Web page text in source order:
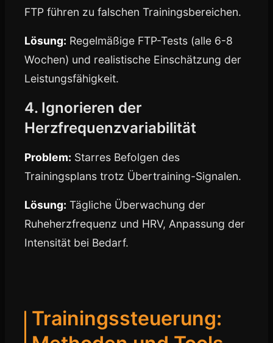
FTP führen zu falschen Trainingsbereichen.
Lösung: Regelmäßige FTP-Tests (alle 6-8
Wochen) und realistische Einschätzung der
Leistungsfähigkeit.
4. Ignorieren der
Herzfrequenzvariabilität
Problem: Starres Befolgen des
Trainingsplans trotz Übertraining-Signalen.
Lösung: Tägliche Überwachung der
Ruheherzfrequenz und HRV, Anpassung der
Intensität bei Bedarf.
Trainingssteuerung: